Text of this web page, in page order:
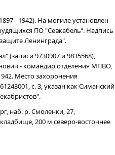
- 1942). На могиле установлен
ПО "Севкабель". Надпись
Ленинграда".
9730907 и 9835568),
- командир отделения МПВО,
Место захоронения
с. 3, указан как Симанский
наб. р. Смоленки, 27,
200 м северо-восточнее